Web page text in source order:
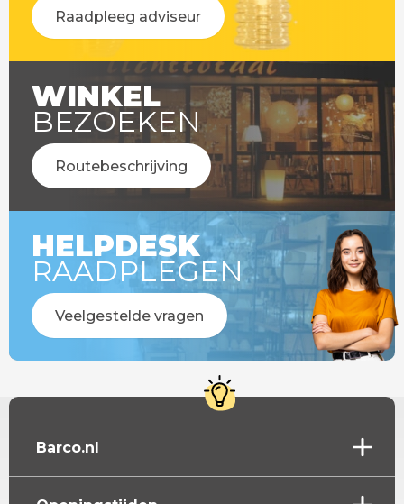
Raadpleeg adviseur
WINKEL
BEZOEKEN
Routebeschrijving
HELPDESK
RAADPLEGEN
Veelgestelde vragen
Barco.nl